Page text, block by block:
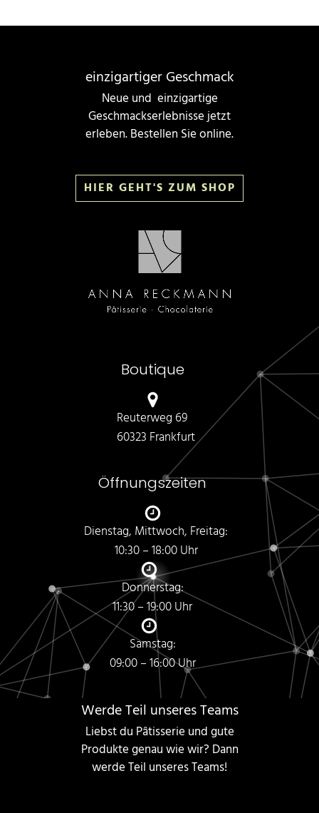
einzigartiger Geschmack
Neue und einzigartige
Geschmackserlebnisse jetzt
erleben. Bestellen Sie online.
HIER GEHT'S ZUM SHOP
Boutique
Reuterweg 69
60323 Frankfurt
Öffnungszeiten
Dienstag, Mittwoch, Freitag:
10:30 – 18:00 Uhr
Donnerstag:
11:30 – 19:00 Uhr
Samstag:
09:00 – 16:00 Uhr
Werde Teil unseres Teams
Liebst du Pâtisserie und gute
Produkte genau wie wir? Dann
werde Teil unseres Teams!